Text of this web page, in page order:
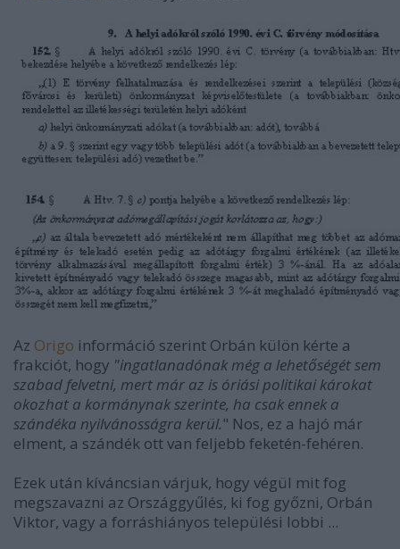
Az Origo információ szerint Orbán külön kérte a
frakciót, hogy "ingatlanadónak még a lehetőségét sem
szabad felvetni, mert már az is óriási politikai károkat
okozhat a kormánynak szerinte, ha csak ennek a
szándéka nyilvánosságra kerül." Nos, ez a hajó már
elment, a szándék ott van feljebb feketén-fehéren.
Ezek után kíváncsian várjuk, hogy végül mit fog
megszavazni az Országgyűlés, ki fog győzni, Orbán
Viktor, vagy a forráshiányos települési lobbi ...